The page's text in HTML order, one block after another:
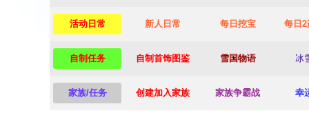
活动日常 新人日常 每日挖宝 每日
自制任务 自制首饰图鉴 雪国物语 冰
家族/任务 创建加入家族 家族争霸战 幸